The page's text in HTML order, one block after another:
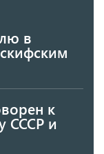
в
к
СССР и